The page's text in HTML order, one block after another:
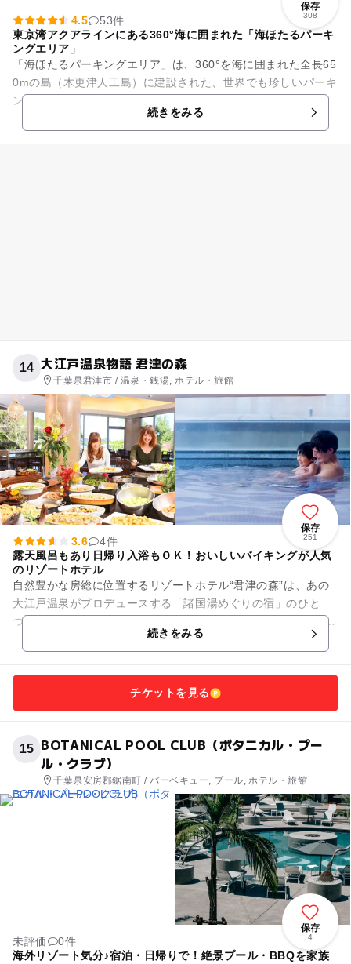
保存
308
4.5
53件
東京湾アクアラインにある360°海に囲まれた「海ほたるパーキ
ングエリア」
「海ほたるパーキングエリア」は、360°を海に囲まれた全長65
0mの島（木更津人工島）に建設された、世界でも珍しいパーキ
ングエリアです。5階建てで構成されており、1階から3階まで
続きをみる
14 大江戸温泉物語 君津の森
千葉県君津市 / 温泉・銭湯, ホテル・旅館
保存
251
3.6
4件
露天風呂もあり日帰り入浴もＯＫ！おいしいバイキングが人気
のリゾートホテル
自然豊かな房総に位置するリゾートホテル“君津の森”は、あの
大江戸温泉がプロデュースする「諸国湯めぐりの宿」のひと
つ。 温泉施設はいわゆる人工温泉ですが、露天風呂もあり日帰
続きをみる
チケットを見る
15 BOTANICAL POOL CLUB（ボタニカル・プー
ル・クラブ）
千葉県安房郡鋸南町 / バーベキュー, プール, ホテル・旅館
保存
4
未評価
0件
海外リゾート気分♪宿泊・日帰りで！絶景プール・BBQを家族